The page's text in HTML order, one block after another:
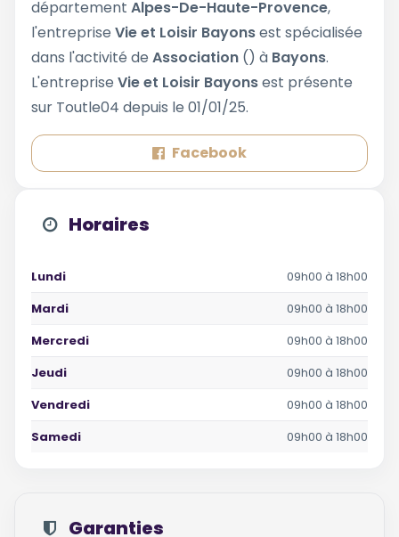
département Alpes-De-Haute-Provence,
l'entreprise Vie et Loisir Bayonsest spécialisée
dans l'activité de Association () à Bayons.
L'entreprise Vie et Loisir Bayonsest présente
sur Toutle04 depuis le 01/01/25.
Facebook
Horaires
Lundi
09h00 à 18h00
Mardi
09h00 à 18h00
Mercredi
09h00 à 18h00
Jeudi
09h00 à 18h00
Vendredi
09h00 à 18h00
Samedi
09h00 à 18h00
Garanties